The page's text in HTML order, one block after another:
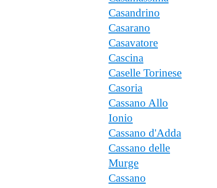
Casandrino
Casarano
Casavatore
Cascina
Caselle Torinese
Casoria
Cassano Allo
Ionio
Cassano d'Adda
Cassano delle
Murge
Cassano